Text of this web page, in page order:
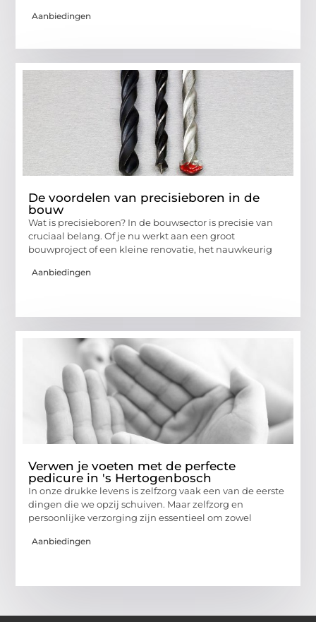
Aanbiedingen
De voordelen van precisieboren in de
bouw
Wat is precisieboren? In de bouwsector is precisie van
cruciaal belang. Of je nu werkt aan een groot
bouwproject of een kleine renovatie, het nauwkeurig
Aanbiedingen
Verwen je voeten met de perfecte
pedicure in 's Hertogenbosch
In onze drukke levens is zelfzorg vaak een van de eerste
dingen die we opzij schuiven. Maar zelfzorg en
persoonlijke verzorging zijn essentieel om zowel
Aanbiedingen